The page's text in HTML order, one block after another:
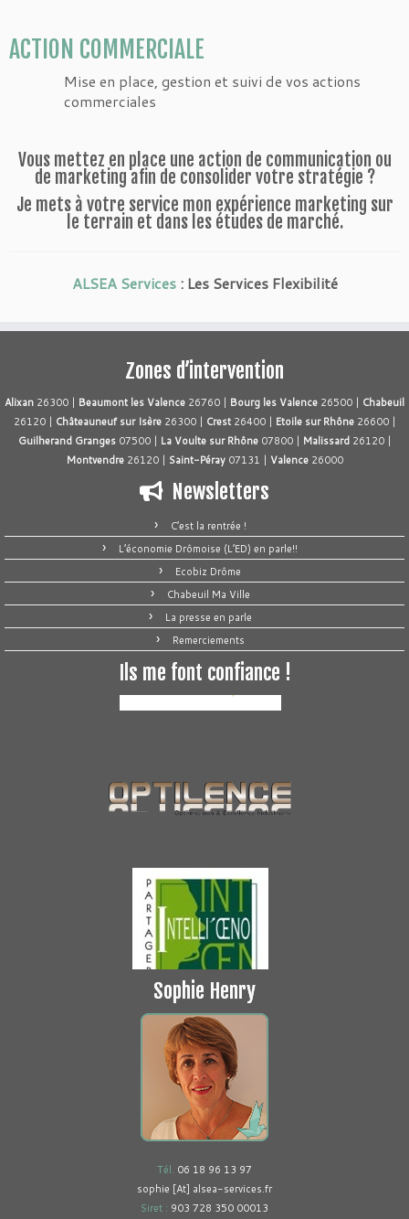
ACTION COMMERCIALE
Mise en place, gestion et suivi de vos actions
commerciales
Vous mettez en place une action de communication ou
de marketing afin de consolider votre stratégie ?
Je mets à votre service mon expérience marketing sur
le terrain et dans les études de marché.
ALSEA Services: Les Services Flexibilité
Zones d’intervention
Alixan 26300 | Beaumont les Valence 26760 | Bourg les Valence 26500 | Chabeuil
26120 | Châteauneuf sur Isère26300 | Crest26400 | Etoile sur Rhône26600 |
Guilherand Granges07500 | La Voulte sur Rhône07800 | Malissard26120 |
Montvendre26120 | Saint-Péray07131 | Valence26000
Newsletters
C’est la rentrée !
L’économie Drômoise (L’ED) en parle!!
Ecobiz Drôme
Chabeuil Ma Ville
La presse en parle
Remerciements
Ils me font confiance !
Sophie Henry
Tél. 06 18 96 13 97
sophie [At] alsea-services.fr
Siret : 903 728 350 00013